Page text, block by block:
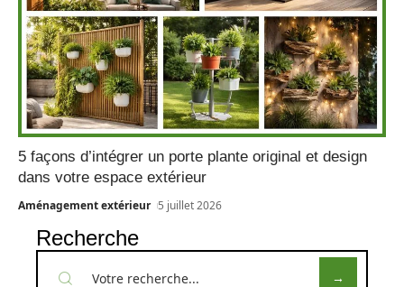
5 façons d’intégrer un porte plante original et design
dans votre espace extérieur
Aménagement extérieur 5 juillet 2026
Recherche